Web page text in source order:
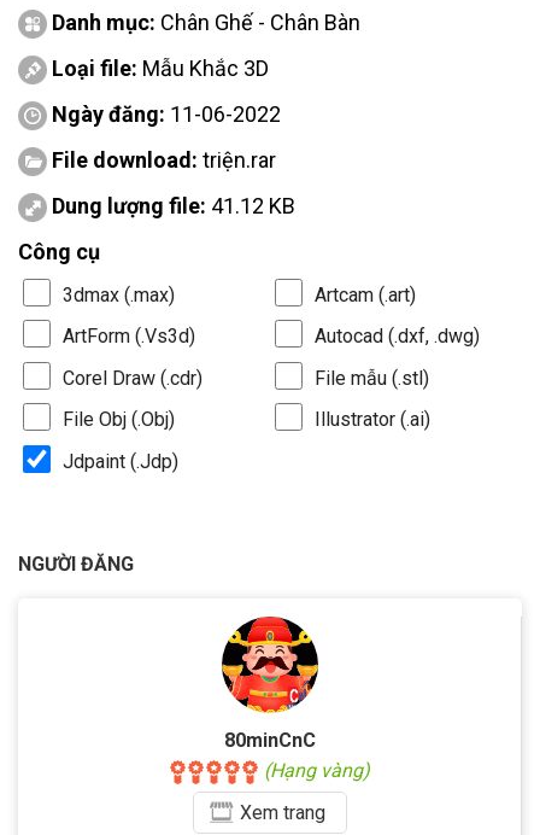
Danh mục: Chân Ghế - Chân Bàn
Loại file: Mẫu Khắc 3D
Ngày đăng: 11-06-2022
File download: triện.rar
Dung lượng file: 41.12 KB
Công cụ
3dmax (.max)
Artcam (.art)
ArtForm (.Vs3d)
Autocad (.dxf, .dwg)
Corel Draw (.cdr)
File mẫu (.stl)
File Obj (.Obj)
Illustrator (.ai)
Jdpaint (.Jdp)
NGƯỜI ĐĂNG
80minCnC
(Hạng vàng)
Xemtrang